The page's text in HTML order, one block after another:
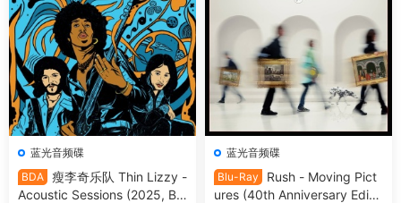
蓝光音频碟
BDA 瘦李奇乐队 Thin Lizzy -
Acoustic Sessions (2025, Blu
蓝光音频碟
Blu-Ray
Rush - Moving Pict
ures (40th Anniversary Editio